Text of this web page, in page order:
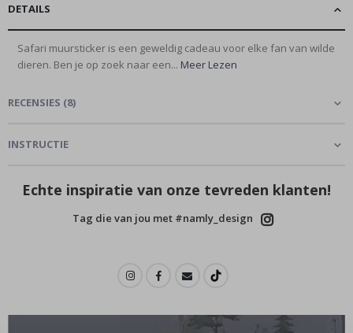
DETAILS
Safari muursticker is een geweldig cadeau voor elke fan van wilde
dieren. Ben je op zoek naar een... Meer Lezen
RECENSIES (8)
INSTRUCTIE
Echte inspiratie van onze tevreden klanten!
Tag die van jou met #namly_design